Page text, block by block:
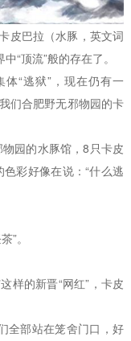
皮巴拉（水豚，英文词
“顶流”般的存在了。
“逃狱”，现在仍有一
们合肥野无邪物园的卡
园的水豚馆，8只卡皮
彩好像在说：“什么逃
”。
样的新晋“网红”，卡皮
全部站在笼舍门口，好